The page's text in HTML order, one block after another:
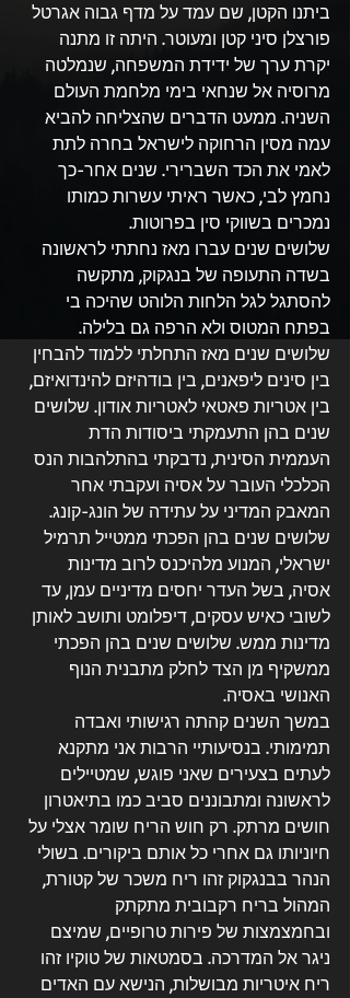
ביתנו הקטן, שם עמד על מדף גבוה אגרטל
פורצלן סיני קטן ומעוטר. היתה זו מתנה
יקרת ערך של ידידת המשפחה, שנמלטה
מרוסיה אל שנחאי בימי מלחמת העולם
השניה. ממעט הדברים שהצליחה להביא
עמה מסין הרחוקה לישראל בחרה לתת
לאמי את הכד השברירי. שנים אחר-כך
נחמץ לבי, כאשר ראיתי עשרות כמותו
נמכרים בשווקי סין בפרוטות.
שלושים שנים עברו מאז נחתתי לראשונה
בשדה התעופה של בנגקוק, מתקשה
להסתגל לגל הלחות הלוהט שהיכה בי
בפתח המטוס ולא הרפה גם בלילה.
שלושים שנים מאז התחלתי ללמוד להבחין
בין סינים ליפאנים, בין בודהיזם להינדואיזם,
בין אטריות פאטאי לאטריות אודון. שלושים
שנים בהן התעמקתי ביסודות הדת
העממית הסינית, נדבקתי בהתלהבות הנס
הכלכלי העובר על אסיה ועקבתי אחר
המאבק המדיני על עתידה של הונג-קונג.
שלושים שנים בהן הפכתי ממטייל תרמיל
ישראלי, המנוע מלהיכנס לרוב מדינות
אסיה, בשל העדר יחסים מדיניים עמן, עד
לשובי כאיש עסקים, דיפלומט ותושב לאותן
מדינות ממש. שלושים שנים בהן הפכתי
ממשקיף מן הצד לחלק מתבנית הנוף
האנושי באסיה.
במשך השנים קהתה רגישותי ואבדה
תמימותי. בנסיעותיי הרבות אני מתקנא
לעתים בצעירים שאני פוגש, שמטיילים
לראשונה ומתבוננים סביב כמו בתיאטרון
חושים מרתק. רק חוש הריח שומר אצלי על
חיוניותו גם אחרי כל אותם ביקורים. בשולי
הנהר בבנגקוק זהו ריח משכר של קטורת,
המהול בריח רקבובית מתקתק
ובחמצמצות של פירות טרופיים, שמיצם
ניגר אל המדרכה. בסמטאות של טוקיו זהו
ריח איטריות מבושלות, הנישא עם האדים